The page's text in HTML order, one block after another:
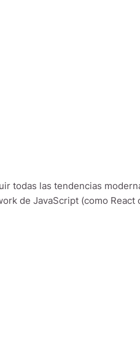
todas las tendencias
de JavaScript (como React